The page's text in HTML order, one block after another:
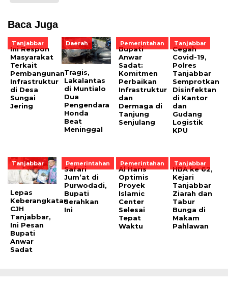
Baca Juga
Tanjabbar
Ini Respon
Masyarakat
Terkait
Pembangunan
Infrastruktur
di Desa
Sungai
Jering
Daerah
Tragis,
Lakalantas
di Muntialo
Dua
Pengendara
Honda
Beat
Meninggal
Pemerintahan
Bupati
Anwar
Sadat:
Komitmen
Perbaikan
Infrastruktur
dan
Dermaga di
Tanjung
Senjulang
Tanjabbar
Cegah
Covid-19,
Polres
Tanjabbar
Semprotkan
Disinfektan
di Kantor
dan
Gudang
Logistik
KPU
Tanjabbar
Lepas
Keberangkatan
CJH
Tanjabbar,
Ini Pesan
Bupati
Anwar
Sadat
Pemerintahan
Safari
Jum’at di
Purwodadi,
Bupati
Serahkan
Ini
Pemerintahan
Al Haris
Optimis
Proyek
Islamic
Center
Selesai
Tepat
Waktu
Tanjabbar
HBA ke 62,
Kejari
Tanjabbar
Ziarah dan
Tabur
Bunga di
Makam
Pahlawan